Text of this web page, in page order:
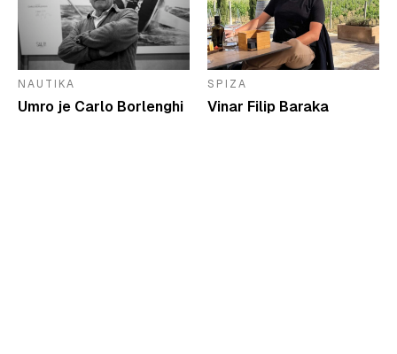
NAUTIKA
Umro je Carlo Borlenghi
SPIZA
Vinar Filip Baraka